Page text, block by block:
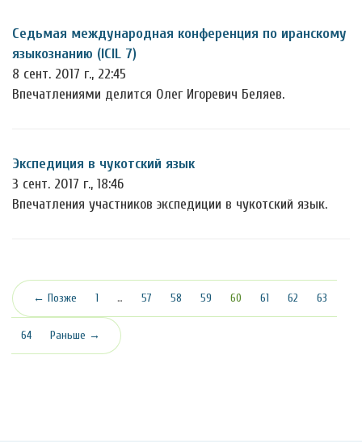
Седьмая международная конференция по иранскому
языкознанию (ICIL 7)
8 сент. 2017 г., 22:45
Впечатлениями делится Олег Игоревич Беляев.
Экспедиция в чукотский язык
3 сент. 2017 г., 18:46
Впечатления участников экспедиции в чукотский язык.
← Позже 1 … 57 58 59 60 (текущая)
61 62 63
64 Раньше →